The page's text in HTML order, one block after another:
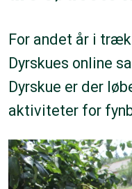
For andet år i
Dyrskues online
Dyrskue er der
aktiviteter for